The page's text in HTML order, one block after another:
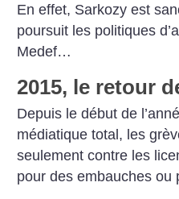
En effet, Sarkozy est
poursuit les politiques
Medef…
2015, le retour
Depuis le début de
médiatique total, les
seulement contre les
pour des embauches ou